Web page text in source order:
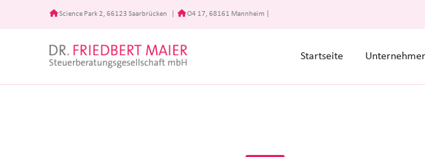
Science Park 2, 66123 Saarbrücken O4 17, 68161 Mannheim
Startseite